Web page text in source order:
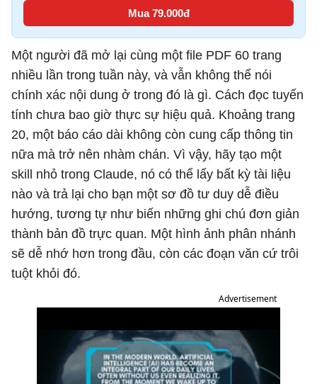
Mua 79.000đ
Một người đã mở lại cùng một file PDF 60 trang
nhiều lần trong tuần này, và vẫn không thể nói
chính xác nội dung ở trong đó là gì. Cách đọc tuyến
tính chưa bao giờ thực sự hiệu quả. Khoảng trang
20, một báo cáo dài không còn cung cấp thông tin
nữa mà trở nên nhàm chán. Vì vậy, hãy tạo một
skill nhỏ trong Claude, nó có thể lấy bất kỳ tài liệu
nào và trả lại cho bạn một sơ đồ tư duy dễ điều
hướng, tương tự như biến những ghi chú đơn giản
thành bản đồ trực quan. Một hình ảnh phân nhánh
sẽ dễ nhớ hơn trong đầu, còn các đoạn văn cứ trôi
tuột khỏi đó.
Advertisement